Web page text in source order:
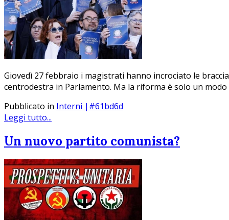
Giovedì 27 febbraio i magistrati hanno incrociato le
centrodestra in Parlamento. Ma la riforma è solo un
Pubblicato in Interni |#61bd6d
Leggi tutto...
Un nuovo partito comunista?